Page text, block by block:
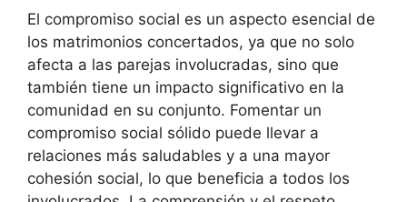
El compromiso social es un aspecto esencial de
los matrimonios concertados, ya que no solo
afecta a las parejas involucradas, sino que
también tiene un impacto significativo en la
comunidad en su conjunto. Fomentar un
compromiso social sólido puede llevar a
relaciones más saludables y a una mayor
cohesión social, lo que beneficia a todos los